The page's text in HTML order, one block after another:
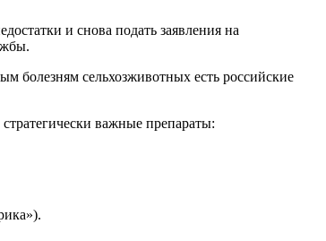
и снова подать заявления на
болезням сельхозживотных есть российские
важные препараты: